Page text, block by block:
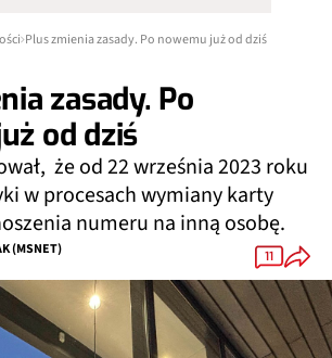
Plus zmienia zasady. Po nowemu już od dziś
zasady. Po
od dziś
że od 22 września 2023 roku
w procesach wymiany karty
numeru na inną osobę.
(MSNET)
11